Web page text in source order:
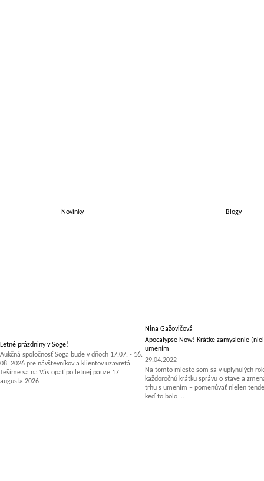
Novinky Blogy
Letné prázdniny v Soge!
Aukčná spoločnosť Soga bude v dňoch 17.07. - 16.
08. 2026 pre návštevníkov a klientov uzavretá.
Tešíme sa na Vás opäť po letnej pauze 17.
augusta 2026
Nina Gažovičová
Apocalypse Now! Krátke zamyslenie
umením
29.04.2022
Na tomto mieste som sa v uplynulých
každoročnú krátku správu o stave a
trhu s umením – pomenúvať nielen
keď to bolo ...